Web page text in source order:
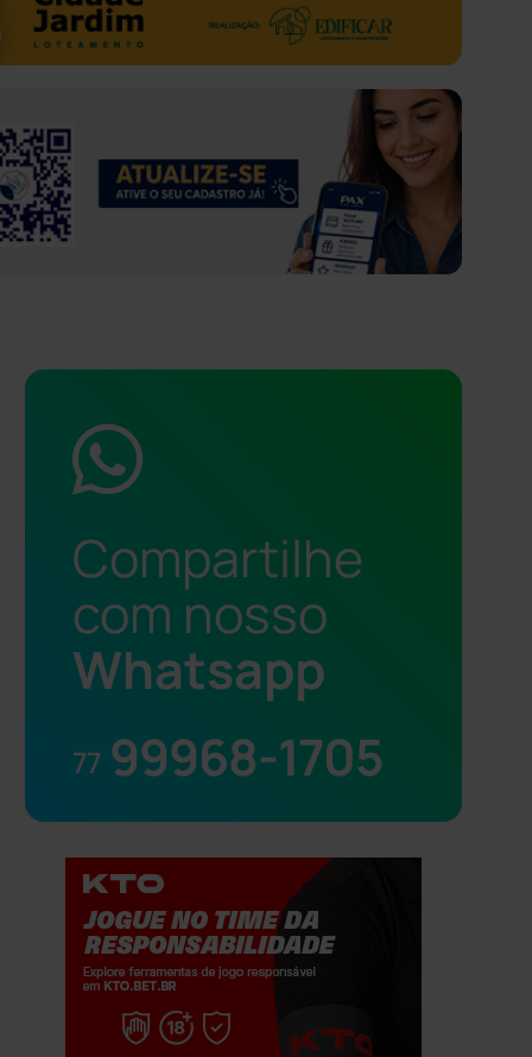
Compartilhe
com nosso
Whatsapp
77 99968-1705